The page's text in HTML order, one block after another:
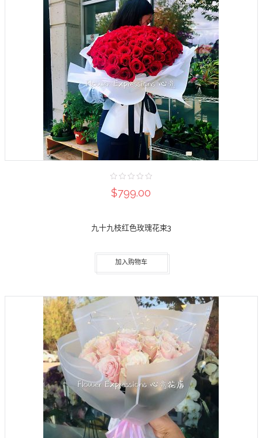
$799.00
九十九枝红色玫瑰花束3
加入购物车